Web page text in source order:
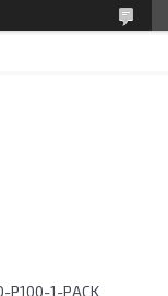
P100-1-PACK